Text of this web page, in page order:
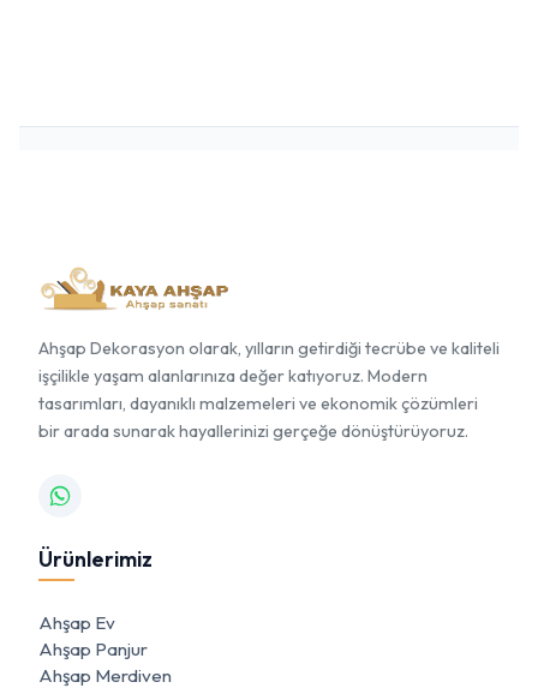
Ahşap Dekorasyon olarak, yılların getirdiği tecrübe ve kaliteli
işçilikle yaşam alanlarınıza değer katıyoruz. Modern
tasarımları, dayanıklı malzemeleri ve ekonomik çözümleri
bir arada sunarak hayallerinizi gerçeğe dönüştürüyoruz.
Ürünlerimiz
Ahşap Ev
Ahşap Panjur
Ahşap Merdiven